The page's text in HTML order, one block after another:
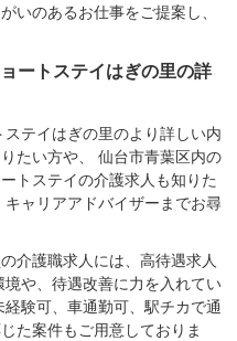
いのあるお仕事をご提案し、
ートステイはぎの里の詳
テイはぎの里のより詳しい内
たい方や、 仙台市青葉区内の
トステイの介護求人も知りた
ャリアアドバイザーまでお尋
介護職求人には、高待遇求人
や、待遇改善に力を入れてい
験可、車通勤可、駅チカで通
た案件もご用意しておりま